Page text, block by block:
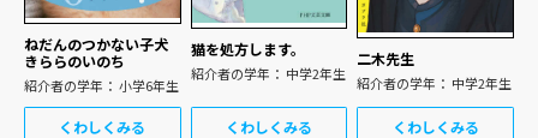
ねだんのつかない子犬
きららのいのち
紹介者の学年： 小学6年生
くわしくみる
猫を処方します。
紹介者の学年： 中学2年生
くわしくみる
二木先生
紹介者の学年： 中学2年生
くわしくみる